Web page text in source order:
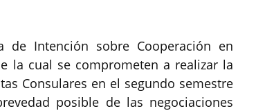
de Intención sobre Cooperación en
la cual se comprometen a realizar la
Consulares en el segundo semestre
posible de las negociaciones